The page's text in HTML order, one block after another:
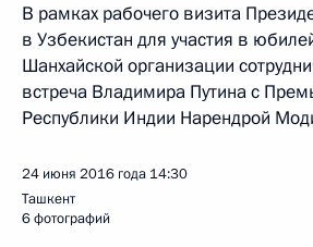
В рамках рабочего визита
в Узбекистан для участия в
Шанхайской организации
встреча Владимира Путина с
Республики Индии Нарендрой
24 июня 2016 года 14:30
Ташкент
6 фотографий